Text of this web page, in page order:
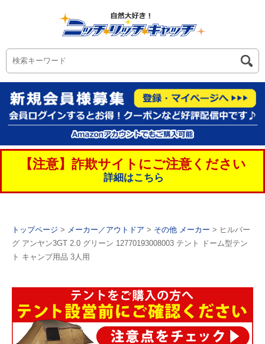
【注意】詐欺サイトにご注意ください
詳細はこちら
トップページ > メーカー／アウトドア > その他 メーカー > ヒルバー
グ アンヤン3GT 2.0 グリーン 12770193008003 テント ドーム型テン
ト キャンプ用品 3人用